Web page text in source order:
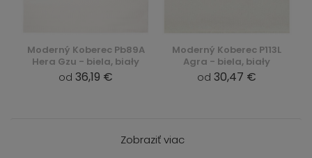
Moderný Koberec Pb89A
Hera Gzu - biela, biały
od 36,19 €
Moderný Koberec P113L
Agra - biela, biały
od 30,47 €
Zobraziť viac